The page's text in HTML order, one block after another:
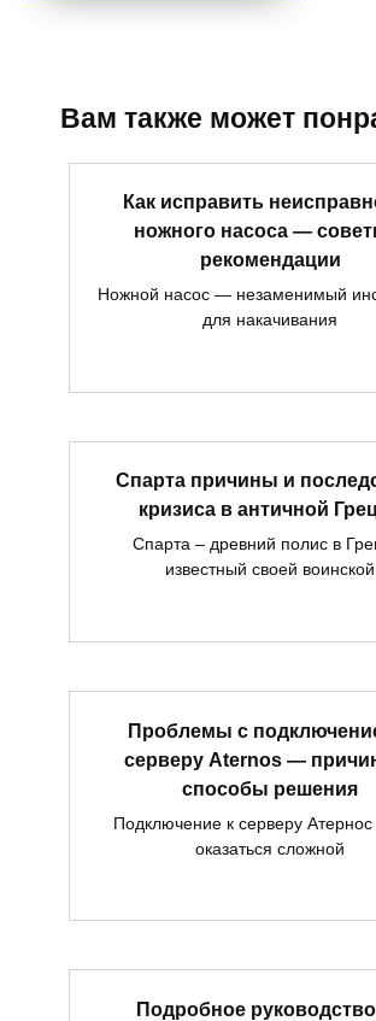
Вам также может
Как исправить
ножного насоса —
рекомендации
Ножной насос — незаменимый
для накачивания
Спарта причины и
кризиса в античной
Спарта – древний полис в
известный своей воинской
Проблемы с
серверу Aternos —
способы решения
Подключение к серверу
оказаться сложной
Подробное